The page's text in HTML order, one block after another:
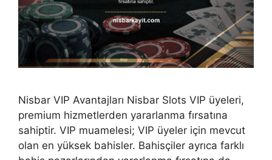
Nisbar VIP Avantajları Nisbar Slots VIP üyeleri,
premium hizmetlerden yararlanma fırsatına
sahiptir. VIP muamelesi; VIP üyeler için mevcut
olan en yüksek bahisler. Bahisçiler ayrıca farklı